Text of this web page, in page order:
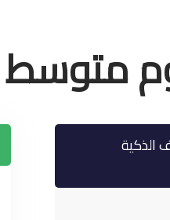
متوسط
الذكية